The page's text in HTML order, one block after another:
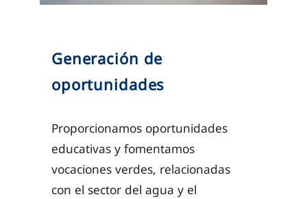
Generación de
oportunidades
Proporcionamos oportunidades
educativas y fomentamos
vocaciones verdes, relacionadas
con el sector del agua y el